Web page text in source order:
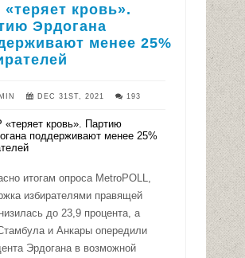
кровь».
Эрдогана
менее 25%
DEC 31ST, 2021 193
итогам опроса MetroPOLL,
избирателями правящей
до 23,9 процента, а
и Анкары опередили
Эрдогана в возможной